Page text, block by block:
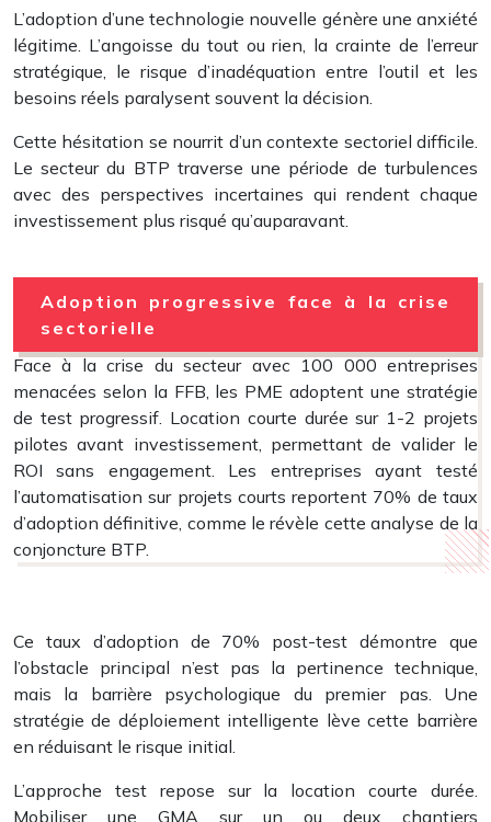
L’adoption d’une technologie nouvelle génère une anxiété
légitime. L’angoisse du tout ou rien, la crainte de l’erreur
stratégique, le risque d’inadéquation entre l’outil et les
besoins réels paralysent souvent la décision.
Cette hésitation se nourrit d’un contexte sectoriel difficile.
Le secteur du BTP traverse une période de turbulences
avec des perspectives incertaines qui rendent chaque
investissement plus risqué qu’auparavant.
Adoption progressive face à la crise
sectorielle
Face à la crise du secteur avec 100 000 entreprises
menacées selon la FFB, les PME adoptent une stratégie
de test progressif. Location courte durée sur 1-2 projets
pilotes avant investissement, permettant de valider le
ROI sans engagement. Les entreprises ayant testé
l’automatisation sur projets courts reportent 70% de taux
d’adoption définitive, comme le révèle cette analyse de la
conjoncture BTP.
Ce taux d’adoption de 70% post-test démontre que
l’obstacle principal n’est pas la pertinence technique,
mais la barrière psychologique du premier pas. Une
stratégie de déploiement intelligente lève cette barrière
en réduisant le risque initial.
L’approche test repose sur la location courte durée.
Mobiliser une GMA sur un ou deux chantiers